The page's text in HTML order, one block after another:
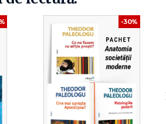
secrete întunecate. O crimă
plină de piste false, manipulări și
Ware
un decor universitar încărcat de
aparent banal ia o turnură
-30%